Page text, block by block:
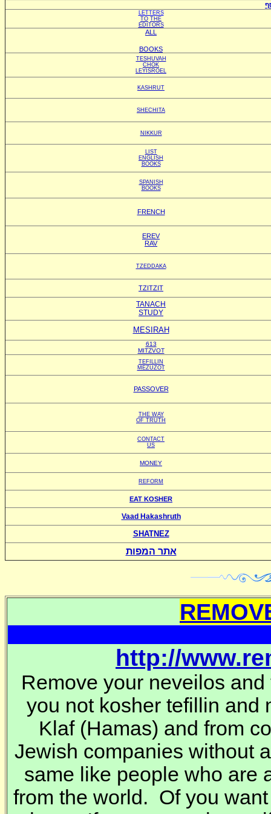
LETTERS
TO THE
EDITORS
ALL
BOOKS
TESHUVAH
CHOK
LEYISROEL
KASHRUT
SHECHITA
NIKKUR
LIST
ENGLISH
BOOKS
SPANISH
BOOKS
FRENCH
EREV
RAV
TZEDDAKA
TZITZIT
TANACH
STUDY
MESIRAH
613
MITZVOT
TEFILLIN
MEZUZOT
PASSOVER
THE WAY
OF TRUTH
CONTACT
US
MONEY
REFORM
EAT KOSHER
Vaad Hakashruth
SHATNEZ
אתר המפות
http://
Remove your neveilos
you not kosher tefillin and
Klaf (Hamas) and from
Jewish companies without
same like people who are
from the world. Of you